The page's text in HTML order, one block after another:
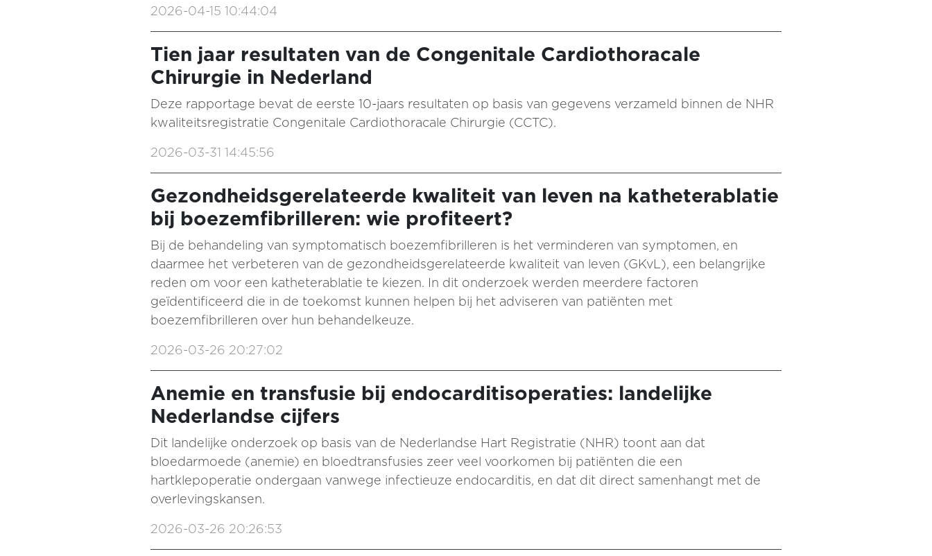
2026-04-15 10:44:04
Tien jaar resultaten van de Congenitale Cardiothoracale
Chirurgie in Nederland
Deze rapportage bevat de eerste 10-jaars resultaten op basis van gegevens verzameld binnen de NHR
kwaliteitsregistratie Congenitale Cardiothoracale Chirurgie (CCTC).
2026-03-31 14:45:56
Gezondheidsgerelateerde kwaliteit van leven na katheterablatie
bij boezemfibrilleren: wie profiteert?
Bij de behandeling van symptomatisch boezemfibrilleren is het verminderen van symptomen, en
daarmee het verbeteren van de gezondheidsgerelateerde kwaliteit van leven (GKvL), een belangrijke
reden om voor een katheterablatie te kiezen. In dit onderzoek werden meerdere factoren
geïdentificeerd die in de toekomst kunnen helpen bij het adviseren van patiënten met
boezemfibrilleren over hun behandelkeuze.
2026-03-26 20:27:02
Anemie en transfusie bij endocarditisoperaties: landelijke
Nederlandse cijfers
Dit landelijke onderzoek op basis van de Nederlandse Hart Registratie (NHR) toont aan dat
bloedarmoede (anemie) en bloedtransfusies zeer veel voorkomen bij patiënten die een
hartklepoperatie ondergaan vanwege infectieuze endocarditis, en dat dit direct samenhangt met de
overlevingskansen.
2026-03-26 20:26:53